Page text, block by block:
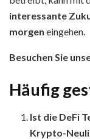
interessante
morgen eingehen.
Besuchen Sie
Häufig
Ist die DeFi
Krypto-